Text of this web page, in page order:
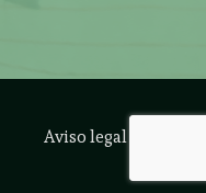
Aviso legal